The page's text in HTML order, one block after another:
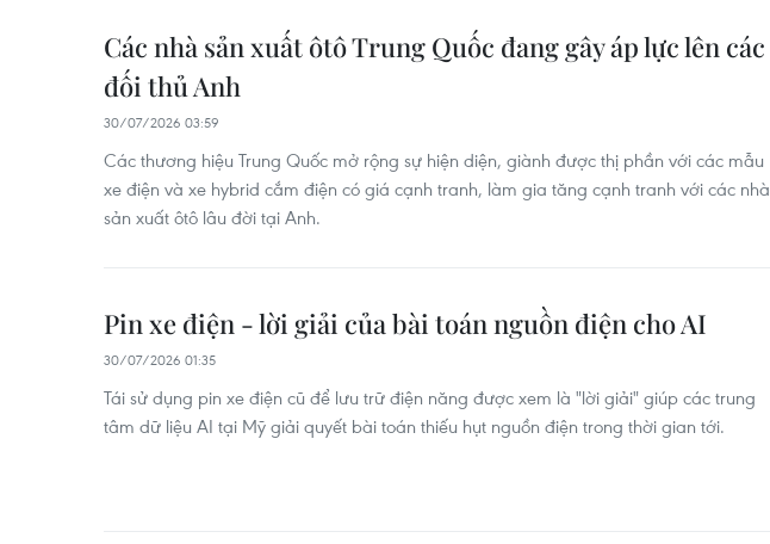
Các nhà sản xuất ôtô Trung Quốc đang gây áp lực lên các
đối thủ Anh
30/07/2026 03:59
Các thương hiệu Trung Quốc mở rộng sự hiện diện, giành được thị phần với các mẫu
xe điện và xe hybrid cắm điện có giá cạnh tranh, làm gia tăng cạnh tranh với các nhà
sản xuất ôtô lâu đời tại Anh.
Pin xe điện - lời giải của bài toán nguồn điện cho AI
30/07/2026 01:35
Tái sử dụng pin xe điện cũ để lưu trữ điện năng được xem là "lời giải" giúp các trung
tâm dữ liệu AI tại Mỹ giải quyết bài toán thiếu hụt nguồn điện trong thời gian tới.